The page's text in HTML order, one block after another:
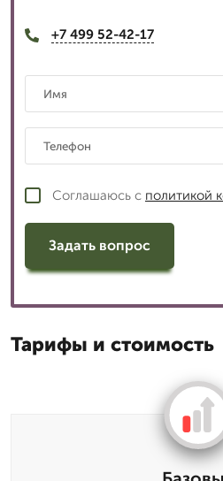
+7 499 52-42-17
Соглашаюсь с политикой
Задать вопрос
Тарифы и стоимость